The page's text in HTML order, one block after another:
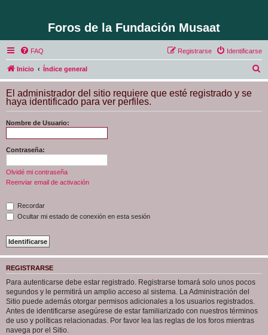
Foros de la Fundación Musaat
FAQ Identificarse
Registrarse
Inicio Índice general
u
c
El administrador del sitio requiere que esté registrado y se
haya identificado para ver perfiles.
Nombre de Usuario:
Contraseña:
Olvidé mi contraseña
Reenviar email de activación
Recordar
Ocultar mi estado de conexión en esta sesión
REGISTRARSE
Para autenticarse debe estar registrado. Registrarse tomará solo unos pocos
segundos y le permitirá un amplio acceso al sistema. La Administración del
Sitio puede además otorgar permisos adicionales a los usuarios registrados.
Antes de identificarse asegúrese de estar familiarizado con nuestros términos
de uso y políticas relacionadas. Por favor lea las reglas de los foros mientras
navega por el Sitio.